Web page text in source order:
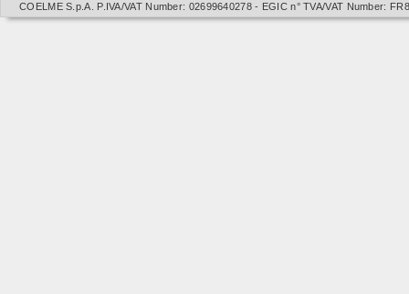
COELME S.p.A. P.IVA/VAT Number: 02699640278 - EGIC n° TVA/VAT Number: